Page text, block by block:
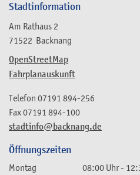
Stadtinformation
Am Rathaus 2
71522 Backnang
OpenStreetMap
Fahrplanauskunft
stadtinfo@backnang.de
Telefon 07191 894-256
Fax07191 894-100
Öffnungszeiten
Montag 08:00 Uhr-